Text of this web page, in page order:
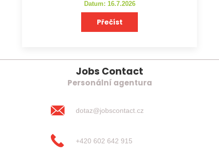
Datum: 16.7.2026
Přečíst
Jobs Contact
Personální agentura
dotaz@jobscontact.cz
+420 602 642 915